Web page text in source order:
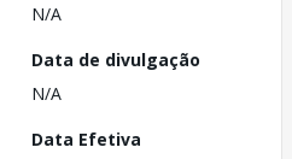
N/A
Data de divulgação
N/A
Data Efetiva